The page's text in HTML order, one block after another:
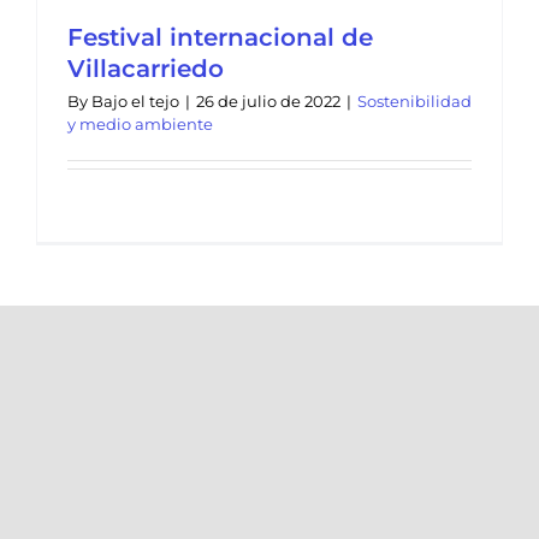
Festival internacional de
Villacarriedo
By Bajo el tejo | 26 de julio de 2022 | Sostenibilidad
y medio ambiente